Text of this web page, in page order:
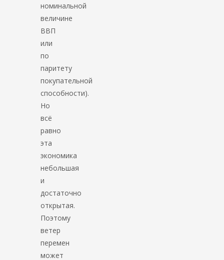
номинальной
величине
ВВП
или
по
паритету
покупательной
способности).
Но
всё
равно
эта
экономика
небольшая
и
достаточно
открытая.
Поэтому
ветер
перемен
может